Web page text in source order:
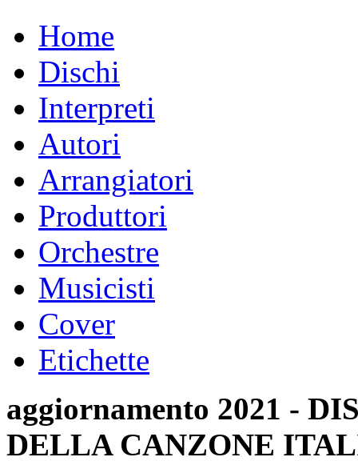
Home
Dischi
Interpreti
Autori
Arrangiatori
Produttori
Orchestre
Musicisti
Cover
Etichette
aggiornamento 2021 -
DELLA CANZONE